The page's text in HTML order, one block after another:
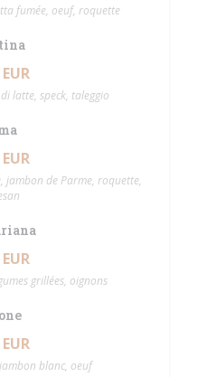
fumée, oeuf, roquette
latte, speck, taleggio
jambon de Parme, roquette,
grillées, oignons
blanc, oeuf